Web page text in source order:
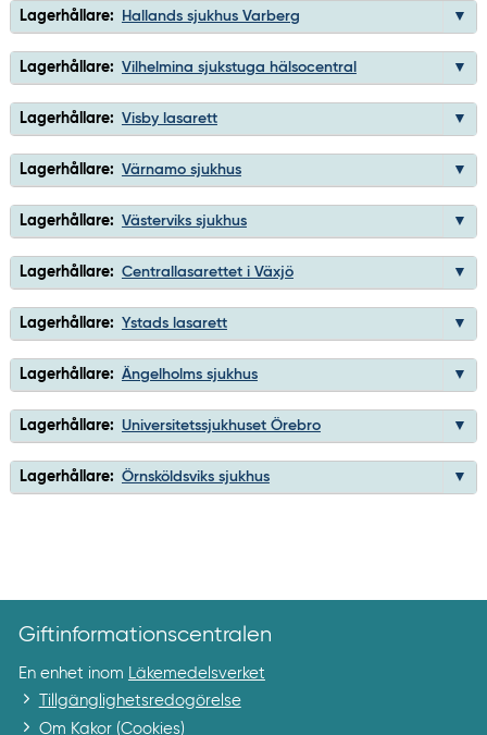
Lagerhållare: Hallands sjukhus Varberg
Lagerhållare: Vilhelmina sjukstuga hälsocentral
Lagerhållare: Visby lasarett
Lagerhållare: Värnamo sjukhus
Lagerhållare: Västerviks sjukhus
Lagerhållare: Centrallasarettet i Växjö
Lagerhållare: Ystads lasarett
Lagerhållare: Ängelholms sjukhus
Lagerhållare: Universitetssjukhuset Örebro
Lagerhållare: Örnsköldsviks sjukhus
Giftinformationscentralen
En enhet inom
Läkemedelsverket
Tillgänglighetsredogörelse
Om Kakor (Cookies)